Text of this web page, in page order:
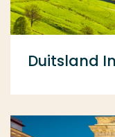
Duitsland